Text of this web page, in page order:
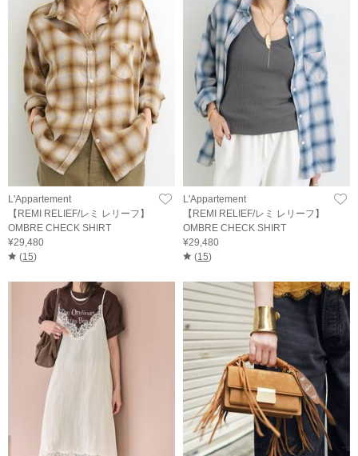
L'Appartement
【REMI RELIEF/レミ レリーフ】
OMBRE CHECK SHIRT
¥29,480
(15)
L'Appartement
【REMI RELIEF/レミ レリーフ】
OMBRE CHECK SHIRT
¥29,480
(15)